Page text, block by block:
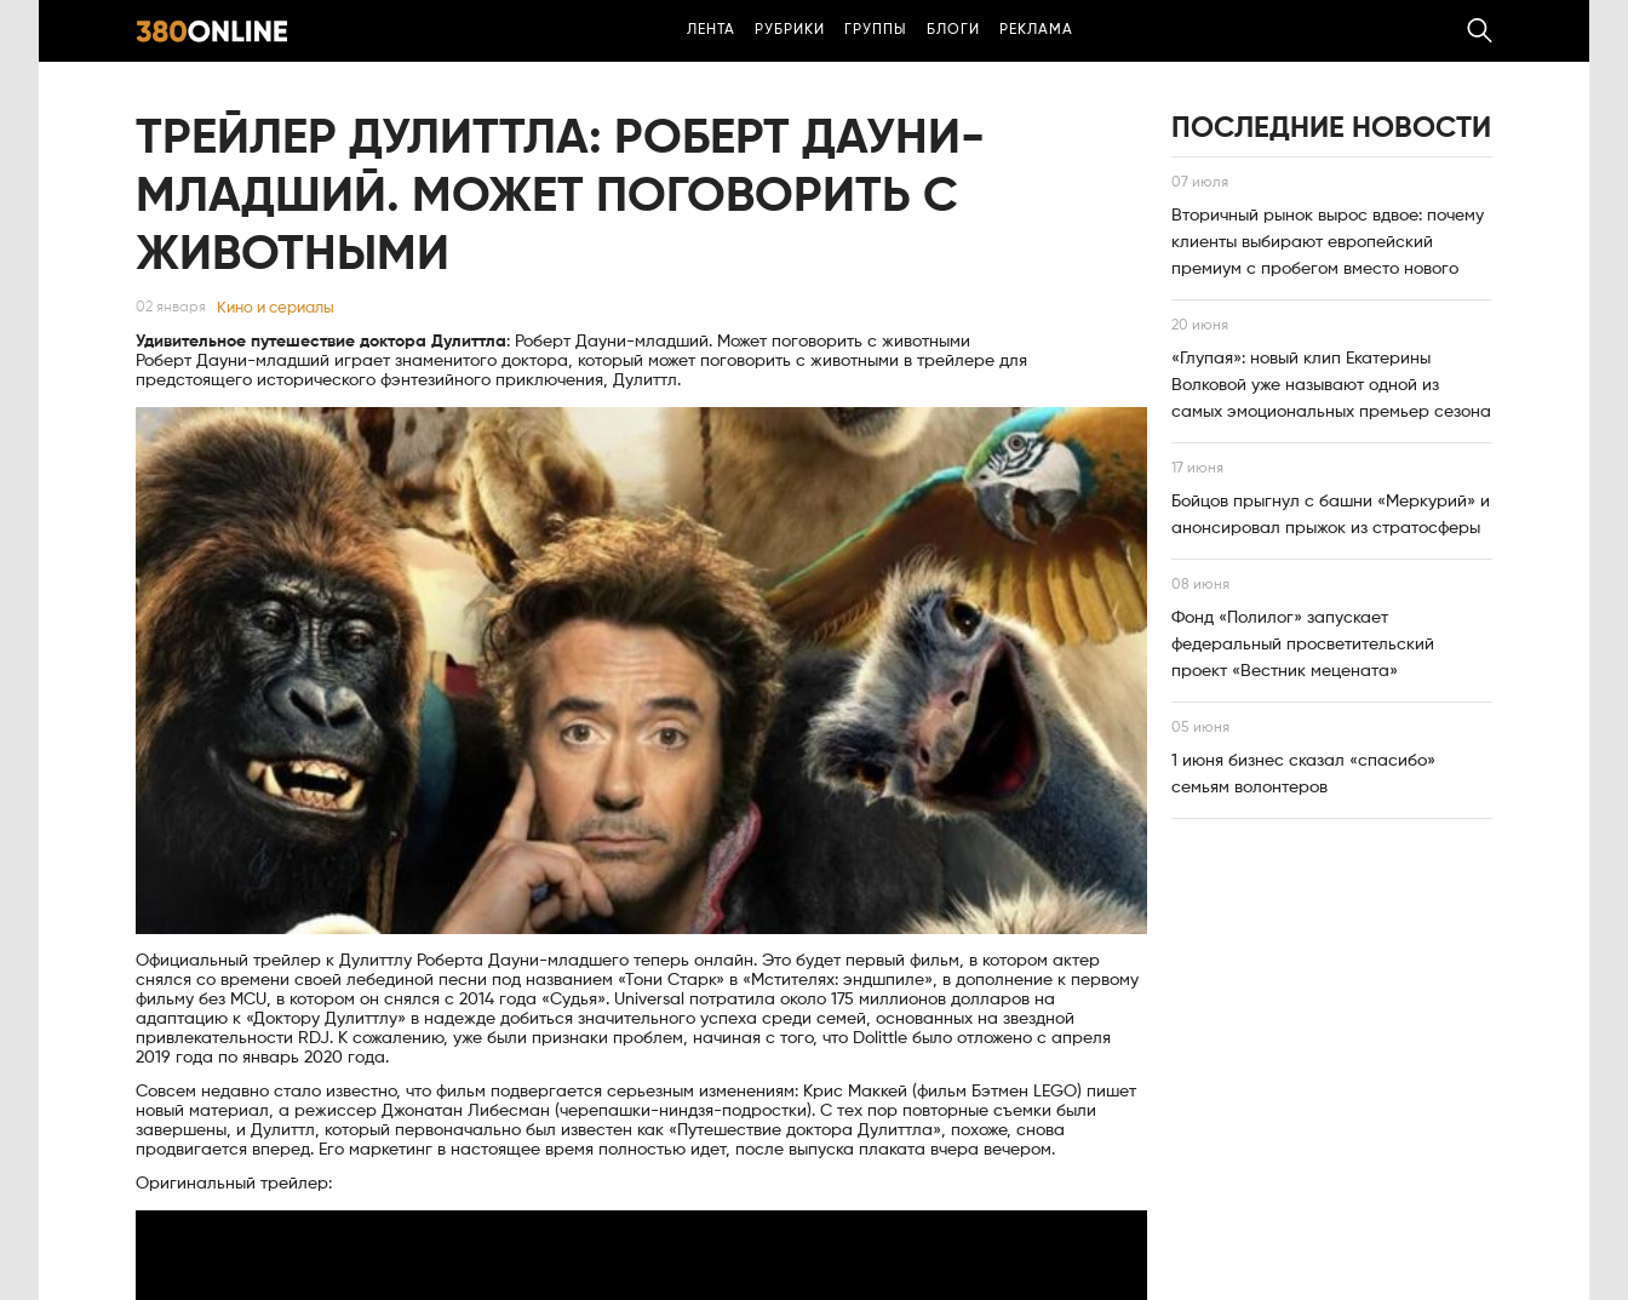
ЛЕНТА РУБРИКИ ГРУППЫ БЛОГИ РЕКЛАМА
ТРЕЙЛЕР ДУЛИТТЛА: РОБЕРТ ДАУНИ-
МЛАДШИЙ. МОЖЕТ ПОГОВОРИТЬ С
ЖИВОТНЫМИ
02 января Кино и сериалы
Удивительное путешествие доктора Дулиттла: Роберт Дауни-младший. Может поговорить с животными
Роберт Дауни-младший играет знаменитого доктора, который может поговорить с животными в трейлере для
предстоящего исторического фэнтезийного приключения, Дулиттл.
Официальный трейлер к Дулиттлу Роберта Дауни-младшего теперь онлайн. Это будет первый фильм, в котором актер
снялся со времени своей лебединой песни под названием «Тони Старк» в «Мстителях: эндшпиле», в дополнение к первому
фильму без MCU, в котором он снялся с 2014 года «Судья». Universal потратила около 175 миллионов долларов на
адаптацию к «Доктору Дулиттлу» в надежде добиться значительного успеха среди семей, основанных на звездной
привлекательности RDJ. К сожалению, уже были признаки проблем, начиная с того, что Dolittle было отложено с апреля
2019 года по январь 2020 года.
Совсем недавно стало известно, что фильм подвергается серьезным изменениям: Крис Маккей (фильм Бэтмен LEGO) пишет
новый материал, а режиссер Джонатан Либесман (черепашки-ниндзя-подростки). С тех пор повторные съемки были
завершены, и Дулиттл, который первоначально был известен как «Путешествие доктора Дулиттла», похоже, снова
продвигается вперед. Его маркетинг в настоящее время полностью идет, после выпуска плаката вчера вечером.
Оригинальный трейлер:
ПОСЛЕДНИЕ НОВОСТИ
07 июля
Вторичный рынок вырос вдвое: почему
клиенты выбирают европейский
премиум с пробегом вместо нового
20 июня
«Глупая»: новый клип Екатерины
Волковой уже называют одной из
самых эмоциональных премьер сезона
17 июня
Бойцов прыгнул с башни «Меркурий» и
анонсировал прыжок из стратосферы
08 июня
Фонд «Полилог» запускает
федеральный просветительский
проект «Вестник мецената»
05 июня
1 июня бизнес сказал «спасибо»
семьям волонтеров